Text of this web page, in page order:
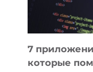
7
которые